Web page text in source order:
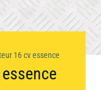
Voir
16 cv essence